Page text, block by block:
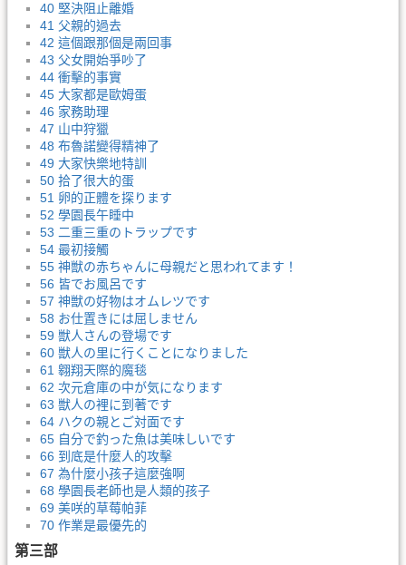
40 堅決阻止離婚
41 父親的過去
42 這個跟那個是兩回事
43 父女開始爭吵了
44 衝擊的事實
45 大家都是歐姆蛋
46 家務助理
47 山中狩獵
48 布魯諾變得精神了
49 大家快樂地特訓
50 拾了很大的蛋
51 卵的正體を探ります
52 學園長午睡中
53 二重三重のトラップです
54 最初接觸
55 神獣の赤ちゃんに母親だと思われてます！
56 皆でお風呂です
57 神獣の好物はオムレツです
58 お仕置きには屈しません
59 獣人さんの登場です
60 獣人の里に行くことになりました
61 翱翔天際的魔毯
62 次元倉庫の中が気になります
63 獣人の裡に到著です
64 ハクの親とご対面です
65 自分で釣った魚は美味しいです
66 到底是什麼人的攻擊
67 為什麼小孩子這麼強啊
68 學園長老師也是人類的孩子
69 美咲的草莓帕菲
70 作業是最優先的
第三部